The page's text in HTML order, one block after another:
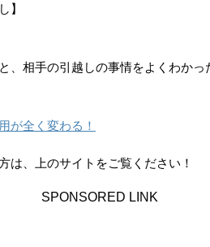
】
、相手の引越しの事情をよくわか
が全く変わる！
は、上のサイトをご覧ください！
SPONSORED LINK